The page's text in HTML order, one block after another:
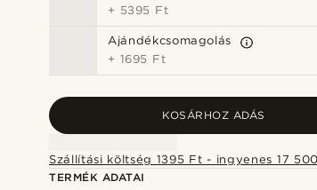
+ 5395 Ft
Ajándékcsomagolás
+ 1695 Ft
KOSÁRHOZ ADÁS
Szállítási költség 1395 Ft -
TERMÉK ADATAI